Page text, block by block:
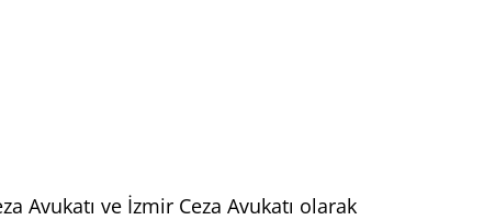
Avukatı ve İzmir Ceza Avukatı olarak